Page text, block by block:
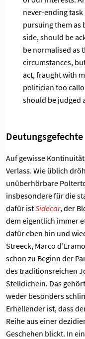
never-ending
pursuing them as
side, should be
be normalised as
circumstances,
act, fraught with
politician too
should be judged
Deutungsgefechte
Auf gewisse
Verlass. Wie üblich
unüberhörbare
insbesondere für die
dafür istSidecar, der
dem eigentlich immer
dafür eben hin und
Streeck, Marco
schon zu Beginn der
des traditionsreichen
Stelldichein. Das
weder besonders
Erhellender ist, dass
Reihe aus einer
Geschehen blickt. In